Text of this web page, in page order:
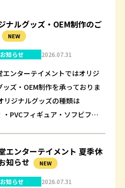
ナルグッズ・OEM制作のご
NEW
お知らせ 2026.07.31
エンターテイメントではオリジ
ッズ・OEM制作を承っておりま
リジナルグッズの種類は
・PVCフィギュア・ソフビフィ
パッド・マ…
エンターテイメント 夏季休
知らせ
NEW
お知らせ 2026.07.31